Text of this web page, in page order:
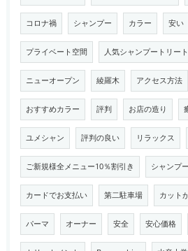
コロナ禍 シャンプー カラー 安い
プライベート空間 人気シャンプートリー
ニューオープン 綾羅木 アクセス方法
おすすめカラー 評判 お店の造り
ユメシャン 評判の良い リラックス
ご新規様全メニュー10％割引き シャンプ
カードでお支払い 第二駐車場 カット
パーマ オーナー 安全 安心価格